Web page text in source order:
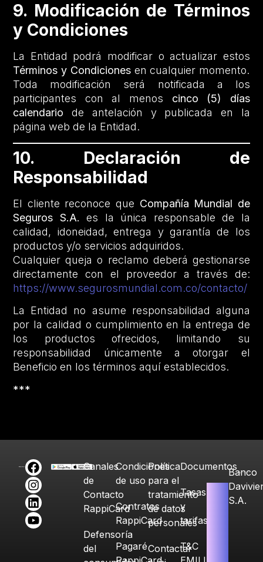
9. Modificación de Términos
y Condiciones
La Entidad podrá modificar o actualizar estos
Términos y Condiciones en cualquier momento.
Toda modificación será notificada a los
participantes con al menos cinco (5) días
calendario de antelación y publicada en la
página web de la Entidad.
10. Declaración de
Responsabilidad
El cliente reconoce que Compañía Mundial de
Seguros S.A. es la única responsable de la
calidad, idoneidad, entrega y garantía de los
productos y/o servicios adquiridos.
Cualquier queja o reclamo deberá gestionarse
directamente con el proveedor a través de:
https://www.segurosmundial.com.co/contacto/
La Entidad no asume responsabilidad alguna
por la calidad o cumplimiento en la entrega de
los productos ofrecidos, limitando su
responsabilidad únicamente a otorgar el
Beneficio en los términos aquí establecidos.
***
Canales
de
Contacto
RappiCard
Defensoría
del
Condiciones
de uso
Contratos
RappiCard
Pagaré
Política
para el
tratamiento
de datos
personales
Contactar
Documentos
Tasas
y
tarifas
T&C
Banco
S.A.